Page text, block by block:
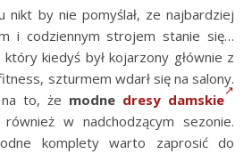
i codziennym strojem stanie się…
kiedyś był kojarzony głównie z
szturmem wdarł się na salony.
to, że modne dresy damskie
w nadchodzącym sezonie.
komplety warto zaprosić do